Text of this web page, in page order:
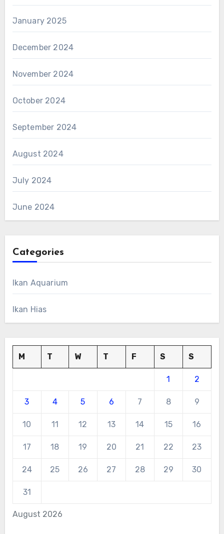
January 2025
December 2024
November 2024
October 2024
September 2024
August 2024
July 2024
June 2024
Categories
Ikan Aquarium
Ikan Hias
August 2026
M T W T F S S
1 2
3 4 5 6 7 8 9
10 11 12 13 14 15 16
17 18 19 20 21 22 23
24 25 26 27 28 29 30
31